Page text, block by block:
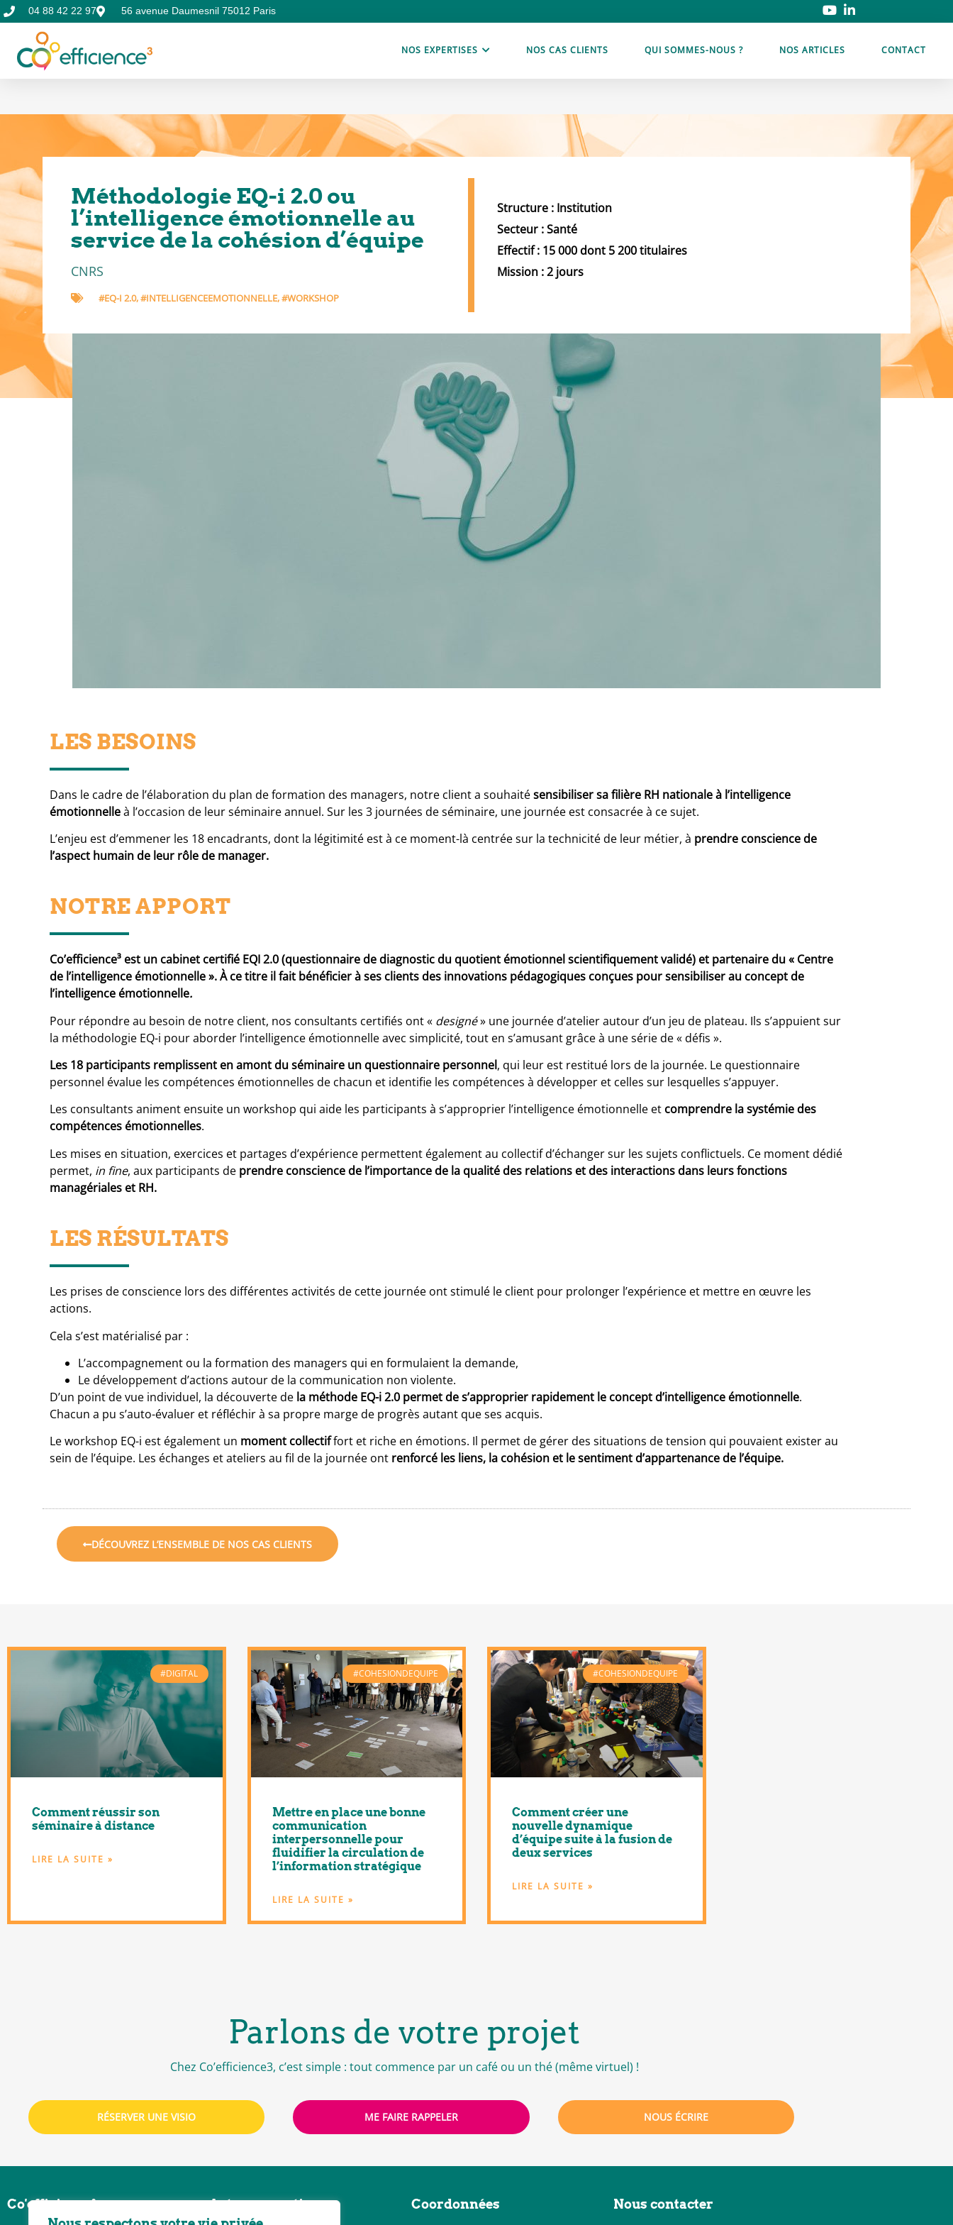
04 88 42 22 97 56 avenue Daumesnil 75012 Paris
NOS EXPERTISES NOS CAS CLIENTS QUI SOMMES-NOUS ? NOS ARTICLES CONTACT
Méthodologie EQ-i 2.0 ou
l’intelligence émotionnelle au
service de la cohésion d’équipe
CNRS
#EQ-I 2.0,#INTELLIGENCEEMOTIONNELLE,#WORKSHOP
Structure : Institution
Secteur : Santé
Effectif : 15 000 dont 5 200 titulaires
Mission : 2 jours
LES BESOINS
Dans le cadre de l’élaboration du plan de formation des managers, notre client a souhaitésensibiliser sa filière RH nationale à l’intelligence
émotionnelleà l’occasion de leur séminaire annuel. Sur les 3 journées de séminaire, une journée est consacrée à ce sujet.
L’enjeu est d’emmener les 18 encadrants, dont la légitimité est à ce moment-là centrée sur la technicité de leur métier, à prendre conscience de
l’aspect humain de leur rôle de manager.
NOTRE APPORT
Co’efficience³ est un cabinet certifié EQI 2.0 (questionnaire de diagnostic du quotient émotionnel scientifiquement validé) et partenaire du « Centre
de l’intelligence émotionnelle ». À ce titre il fait bénéficier à ses clients des innovations pédagogiques conçues pour sensibiliser au concept de
l’intelligence émotionnelle.
Pour répondre au besoin de notre client, nos consultants certifiés ont « designé» une journée d’atelier autour d’un jeu de plateau. Ils s’appuient sur
la méthodologie EQ-i pour aborder l’intelligence émotionnelle avec simplicité, tout en s’amusant grâce à une série de « défis ».
Les 18 participants remplissent en amont du séminaire un questionnaire personnel, qui leur est restitué lors de la journée. Le questionnaire
personnel évalue les compétences émotionnelles de chacun et identifie les compétences à développer et celles sur lesquelles s’appuyer.
Les consultants animent ensuite un workshop qui aide les participants à s’approprier l’intelligence émotionnelle et comprendre la systémie des
compétences émotionnelles.
Les mises en situation, exercices et partages d’expérience permettent également au collectif d’échanger sur les sujets conflictuels. Ce moment dédié
permet, in fine, aux participants de prendre conscience de l’importance de la qualité des relations et des interactions dans leurs fonctions
managériales et RH.
LES RÉSULTATS
Les prises de conscience lors des différentes activités de cette journée ont stimulé le client pour prolonger l’expérience et mettre en œuvre les
actions.
Cela s’est matérialisé par :
L’accompagnement ou la formation des managers qui en formulaient la demande,
Le développement d’actions autour de la communication non violente.
D’un point de vue individuel, la découverte de la méthode EQ-i 2.0 permet de s’approprier rapidement le concept d’intelligence émotionnelle.
Chacun a pu s’auto-évaluer et réfléchir à sa propre marge de progrès autant que ses acquis.
Le workshop EQ-i est également un moment collectiffort et riche en émotions. Il permet de gérer des situations de tension qui pouvaient exister au
sein de l’équipe. Les échanges et ateliers au fil de la journée ont renforcé les liens, la cohésion et le sentiment d’appartenance de l’équipe.
DÉCOUVREZ L’ENSEMBLE DE NOS CAS CLIENTS
#DIGITAL
Comment réussir son
séminaire à distance
LIRE LA SUITE »
#COHESIONDEQUIPE
Mettre en place une bonne
communication
interpersonnelle pour
fluidifier la circulation de
l’information stratégique
LIRE LA SUITE »
#COHESIONDEQUIPE
Comment créer une
nouvelle dynamique
d’équipe suite à la fusion de
deux services
LIRE LA SUITE »
Parlons de votre projet
Chez Co’efficience3, c’est simple : tout commence par un café ou un thé (même virtuel) !
RÉSERVER UNE VISIO ME FAIRE RAPPELER NOUS ÉCRIRE
Co'efficience³ Autres expertises Coordonnées Nous contacter